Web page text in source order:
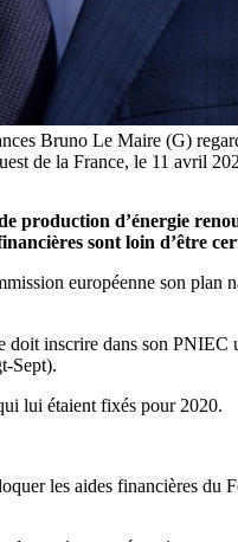
Bruno Le Maire (G)
de la France, le 11
production d’énergie
sont loin d’être
européenne son
inscrire dans son
Sept).
lui étaient fixés pour 2020.
les aides financières